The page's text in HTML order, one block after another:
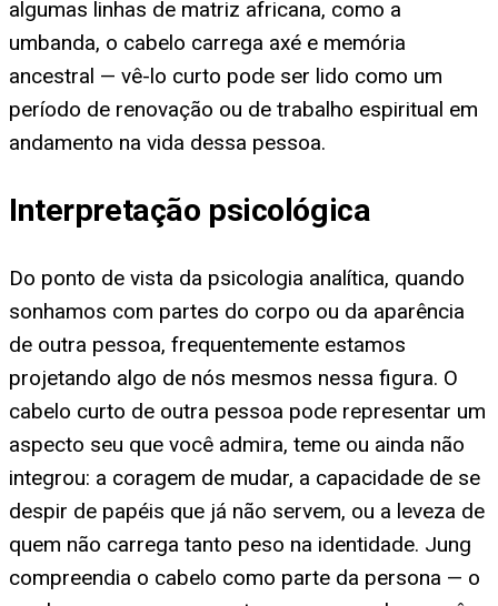
algumas linhas de matriz africana, como a
umbanda, o cabelo carrega axé e memória
ancestral — vê-lo curto pode ser lido como um
período de renovação ou de trabalho espiritual em
andamento na vida dessa pessoa.
Interpretação psicológica
Do ponto de vista da psicologia analítica, quando
sonhamos com partes do corpo ou da aparência
de outra pessoa, frequentemente estamos
projetando algo de nós mesmos nessa figura. O
cabelo curto de outra pessoa pode representar um
aspecto seu que você admira, teme ou ainda não
integrou: a coragem de mudar, a capacidade de se
despir de papéis que já não servem, ou a leveza de
quem não carrega tanto peso na identidade. Jung
compreendia o cabelo como parte da persona — o